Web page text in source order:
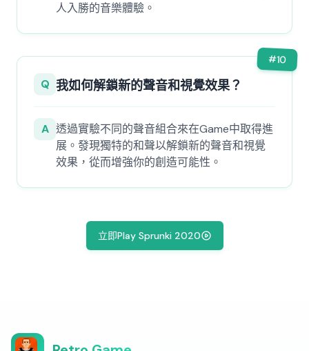
人入勝的音樂體驗。
#10
Q 我如何解鎖新的聲音和視覺效果？
A 透過實驗不同的聲音組合來在Game中取得進
展。發現獨特的和聲以解鎖新的聲音和視覺
效果，從而增強你的創造可能性。
立即Play Sprunki 2020